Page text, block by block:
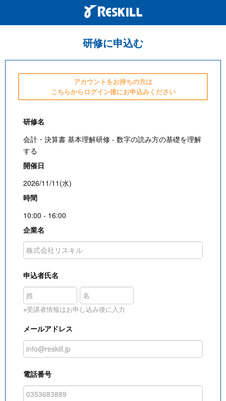
研修に申込む
アカウントをお持ちの方は
こちらからログイン後にお申込みください
研修名
会計・決算書 基本理解研修 - 数字の読み方の基礎を理解
する
開催日
2026/11/11(水)
時間
10:00 - 16:00
企業名
申込者氏名
※受講者情報はお申し込み後に入力
メールアドレス
電話番号